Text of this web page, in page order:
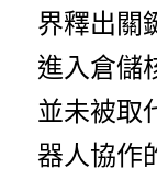
界釋出關
進入倉儲
並未被取
器人協作